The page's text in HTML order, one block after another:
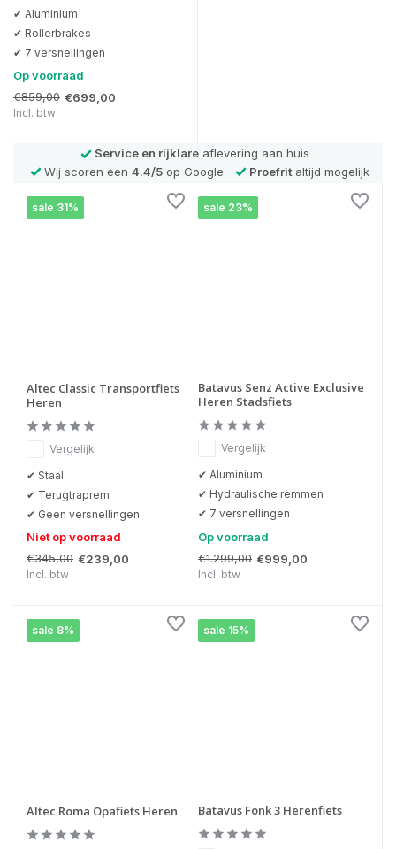
✔ Aluminium
✔ Rollerbrakes
✔ 7 versnellingen
Op voorraad
€859,00 €699,00
Incl. btw
Service en rijklare aflevering aan huis
Wij scoren een 4.4/5op Google Proefritaltijd mogelijk
sale 31%
Altec Classic Transportfiets
Heren
Vergelijk
✔ Staal
✔ Terugtraprem
✔ Geen versnellingen
Niet op voorraad
€345,00 €239,00
Incl. btw
sale 23%
Batavus Senz Active Exclusive
Heren Stadsfiets
Vergelijk
✔ Aluminium
✔ Hydraulische remmen
✔ 7 versnellingen
Op voorraad
€1.299,00 €999,00
Incl. btw
sale 8%
Altec Roma Opafiets Heren
sale 15%
Batavus Fonk 3 Herenfiets